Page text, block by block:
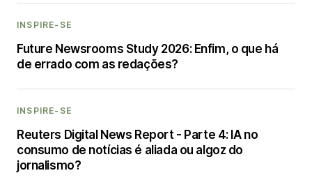
INSPIRE-SE
Future Newsrooms Study 2026: Enfim, o que há
de errado com as redações?
INSPIRE-SE
Reuters Digital News Report - Parte 4: IA no
consumo de notícias é aliada ou algoz do
jornalismo?